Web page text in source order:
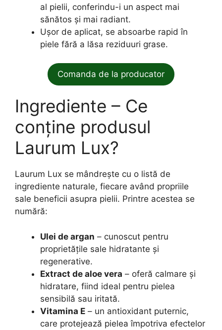
al pielii, conferindu-i un aspect mai
sănătos și mai radiant.
Ușor de aplicat, se absoarbe rapid în
piele fără a lăsa reziduuri grase.
Comanda de la producator
Ingrediente – Ce
conține produsul
Laurum Lux?
Laurum Lux se mândrește cu o listă de
ingrediente naturale, fiecare având propriile
sale beneficii asupra pielii. Printre acestea se
numără:
Ulei de argan – cunoscut pentru
proprietățile sale hidratante și
regenerative.
Extract de aloe vera – oferă calmare și
hidratare, fiind ideal pentru pielea
sensibilă sau iritată.
Vitamina E – un antioxidant puternic,
care protejează pielea împotriva efectelor